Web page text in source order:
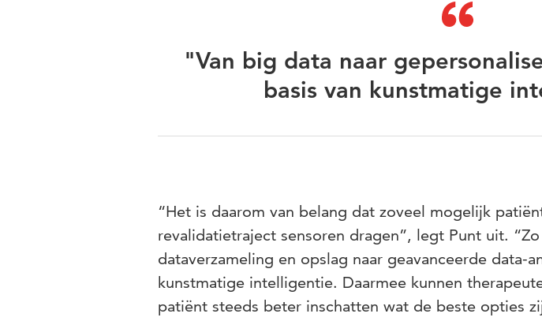
"Van big data naar
basis van kunstmatige
“Het is daarom van belang dat zoveel mogelijk
revalidatietraject sensoren dragen”, legt Punt uit.
dataverzameling en opslag naar geavanceerde data-
kunstmatige intelligentie. Daarmee kunnen
patiënt steeds beter inschatten wat de beste opties